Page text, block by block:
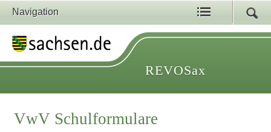
Navigation
REVOSax
VwV Schulformulare